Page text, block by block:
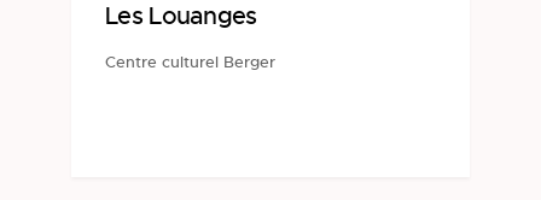
Les Louanges
Centre culturel Berger